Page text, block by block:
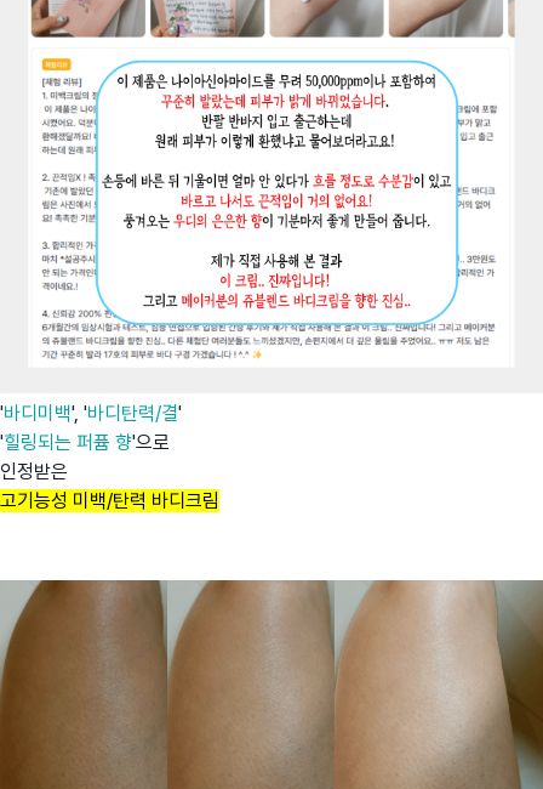
'바디미백', '바디탄력/결'
'힐링되는 퍼퓸 향'으로
인정받은
고기능성 미백/탄력 바디크림